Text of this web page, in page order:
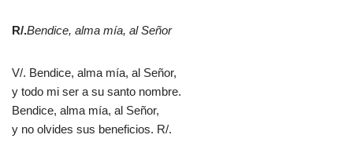
R/.Bendice, alma mía, al Señor
V/. Bendice, alma mía, al Señor,
y todo mi ser a su santo nombre.
Bendice, alma mía, al Señor,
y no olvides sus beneficios. R/.